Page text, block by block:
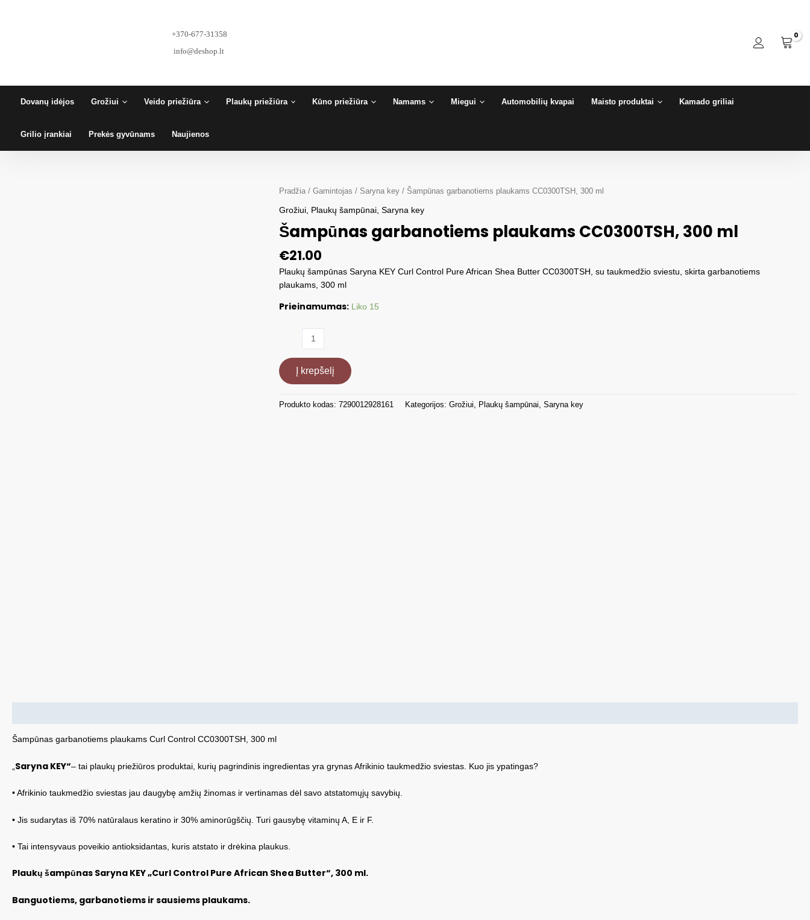
+370-677-31358
info@deshop.lt
Dovanų idėjos Grožiui Veido priežiūra Plaukų priežiūra Kūno priežiūra Namams Miegui Automobilių kvapai Maisto produktai Kamado griliai
Grilio įrankiai Prekės gyvūnams Naujienos
Pradžia /Gamintojas / Saryna key / Šampūnas garbanotiems plaukams CC0300TSH, 300 ml
Grožiui Plaukų šampūnai ,Saryna key
Šampūnas garbanotiems plaukams CC0300TSH, 300 ml
€21.00
Plaukų šampūnas Saryna KEY Curl Control Pure African Shea Butter CC0300TSH, su taukmedžio sviestu, skirta garbanotiems
plaukams, 300 ml
Prieinamumas: Liko 15
produkto
Šampūnas
garbanotiems
plaukams
CC0300TSH,
Į krepšelį
Produkto kodas:7290012928161 Kategorijos:Grožiui, Plaukų šampūnai,Saryna key
Šampūnas garbanotiems plaukams Curl Control CC0300TSH, 300 ml
Saryna KEY“– tai plaukų priežiūros produktai, kurių pagrindinis ingredientas yra grynas Afrikinio taukmedžio sviestas. Kuo jis ypatingas?
• Afrikinio taukmedžio sviestas jau daugybę amžių žinomas ir vertinamas dėl savo atstatomųjų savybių.
• Jis sudarytas iš 70% natūralaus keratino ir 30% aminorūgščių. Turi gausybę vitaminų A, E ir F.
• Tai intensyvaus poveikio antioksidantas, kuris atstato ir drėkina plaukus.
Plaukų šampūnas Saryna KEY „Curl Control Pure African Shea Butter“, 300 ml.
Banguotiems, garbanotiems ir sausiems plaukams.